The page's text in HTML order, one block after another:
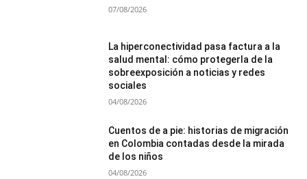
07/08/2026
La hiperconectividad pasa factura a la
salud mental: cómo protegerla de la
sobreexposición a noticias y redes
sociales
04/08/2026
Cuentos de a pie: historias de migración
en Colombia contadas desde la mirada
de los niños
04/08/2026